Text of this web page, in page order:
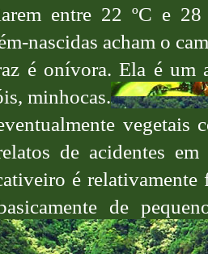
entre 22 ºC e
nascidas acham o
é onívora. Ela é um
minhocas.
vegetais
de acidentes
é
de